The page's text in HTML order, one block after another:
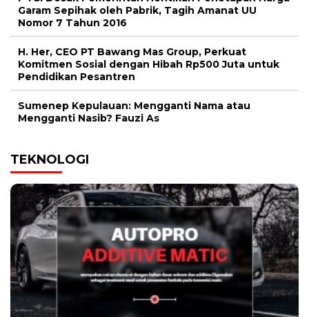
Garam Sepihak oleh Pabrik, Tagih Amanat UU
Nomor 7 Tahun 2016
H. Her, CEO PT Bawang Mas Group, Perkuat
Komitmen Sosial dengan Hibah Rp500 Juta untuk
Pendidikan Pesantren
Sumenep Kepulauan: Mengganti Nama atau
Mengganti Nasib? Fauzi As
TEKNOLOGI